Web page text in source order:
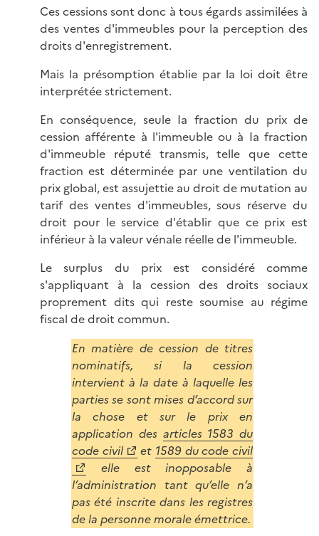
Ces cessions sont donc à tous égards assimilées à
des ventes d'immeubles pour la perception des
droits d'enregistrement.
Mais la présomption établie par la loi doit être
interprétée strictement.
En conséquence, seule Ia fraction du prix de
cession afférente à l'immeuble ou à Ia fraction
d'immeuble réputé transmis, telle que cette
fraction est déterminée par une ventilation du
prix global, est assujettie au droit de mutation au
tarif des ventes d'immeubles, sous réserve du
droit pour le service d'établir que ce prix est
inférieur à la valeur vénale réelle de l'immeuble.
Le surplus du prix est considéré comme
s'appliquant à la cession des droits sociaux
proprement dits qui reste soumise au régime
fiscal de droit commun.
En matière de cession de titres
nominatifs, si la cession
intervient à la date à laquelle les
parties se sont mises d’accord sur
la chose et sur le prix en
application des articles 1583 du
code civil
et 1589 du code civil
elle est inopposable à
l’administration tant qu’elle n’a
pas été inscrite dans les registres
de la personne morale émettrice.